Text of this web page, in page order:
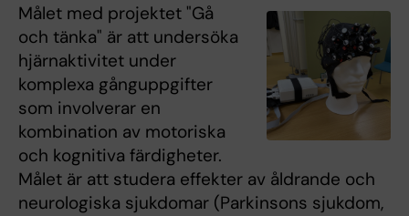
Målet med projektet "Gå
och tänka" är att undersöka
hjärnaktivitet under
komplexa gånguppgifter
som involverar en
kombination av motoriska
och kognitiva färdigheter.
Målet är att studera effekter av åldrande och
neurologiska sjukdomar (Parkinsons sjukdom,